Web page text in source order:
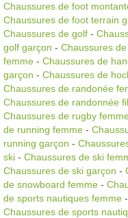
Chaussures de foot
Chaussures de foot terrain
Chaussures de golf -
golf garçon - Chaussures
femme - Chaussures de
garçon - Chaussures de
Chaussures de randonée
Chaussures de randonnée
Chaussures de rugby
de running femme -
running garçon -
ski - Chaussures de ski
Chaussures de ski garçon -
de snowboard femme -
de sports nautiques femme -
Chaussures de sports